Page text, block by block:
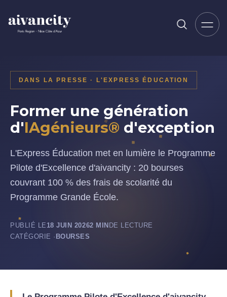
DANS LA PRESSE · L'EXPRESS ÉDUCATION
Former une génération
d'IAgénieurs® d'exception
L'Express Éducation met en lumière le Programme
Pilote d'Excellence d'aivancity : 20 bourses
couvrant 100 % des frais de scolarité du
Programme Grande École.
PUBLIÉ LE 18 JUIN 20262 MIN DE LECTURE
CATÉGORIE · BOURSES